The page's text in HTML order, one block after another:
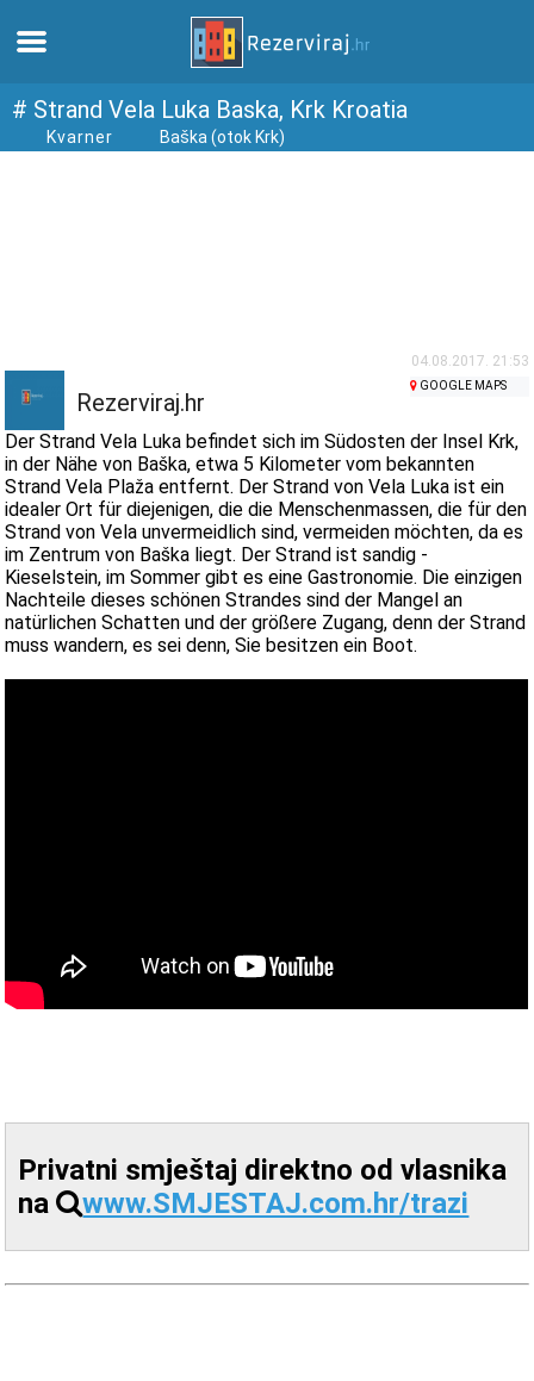
Zuhause
webcams
Treffen Sie Kroatien
museen
# Strand Vela Luka Baska, Krk Kroatia
Kvarner Baška (otok Krk)
04.08.2017. 21:53
Rezerviraj.hr
GOOGLE MAPS
Der Strand Vela Luka befindet sich im Südosten der Insel Krk,
in der Nähe von Baška, etwa 5 Kilometer vom bekannten
Strand Vela Plaža entfernt. Der Strand von Vela Luka ist ein
idealer Ort für diejenigen, die die Menschenmassen, die für den
Strand von Vela unvermeidlich sind, vermeiden möchten, da es
im Zentrum von Baška liegt. Der Strand ist sandig -
Kieselstein, im Sommer gibt es eine Gastronomie. Die einzigen
Nachteile dieses schönen Strandes sind der Mangel an
natürlichen Schatten und der größere Zugang, denn der Strand
muss wandern, es sei denn, Sie besitzen ein Boot.
Privatni smještaj direktno od vlasnika
na
www.SMJESTAJ.com.hr/trazi